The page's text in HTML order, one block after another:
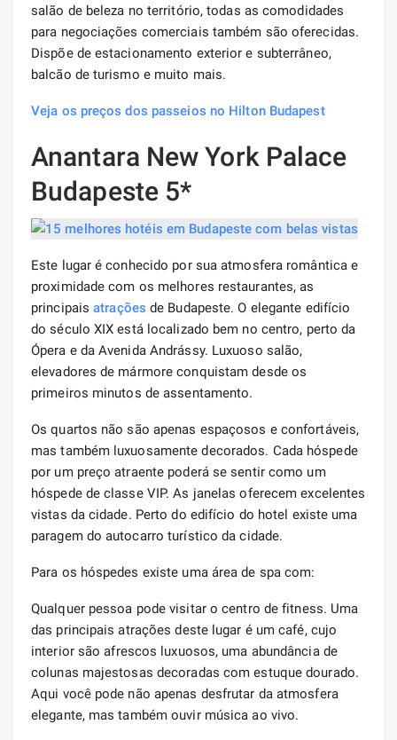
salão de beleza no território, todas as comodidades
para negociações comerciais também são oferecidas.
Dispõe de estacionamento exterior e subterrâneo,
balcão de turismo e muito mais.
Veja os preços dos passeios no Hilton Budapest
Anantara New York Palace
Budapeste 5*
Este lugar é conhecido por sua atmosfera romântica e
proximidade com os melhores restaurantes, as
principaisatrações de Budapeste. O elegante edifício
do século XIX está localizado bem no centro, perto da
Ópera e da Avenida Andrássy. Luxuoso salão,
elevadores de mármore conquistam desde os
primeiros minutos de assentamento.
Os quartos não são apenas espaçosos e confortáveis,
mas também luxuosamente decorados. Cada hóspede
por um preço atraente poderá se sentir como um
hóspede de classe VIP. As janelas oferecem excelentes
vistas da cidade. Perto do edifício do hotel existe uma
paragem do autocarro turístico da cidade.
Para os hóspedes existe uma área de spa com:
Qualquer pessoa pode visitar o centro de fitness. Uma
das principais atrações deste lugar é um café, cujo
interior são afrescos luxuosos, uma abundância de
colunas majestosas decoradas com estuque dourado.
Aqui você pode não apenas desfrutar da atmosfera
elegante, mas também ouvir música ao vivo.